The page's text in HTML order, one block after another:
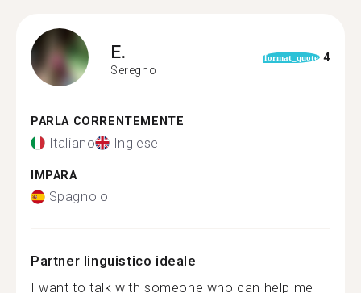
E.
Seregno
format_quote 4
PARLA CORRENTEMENTE
Italiano Inglese
IMPARA
Spagnolo
Partner linguistico ideale
I want to talk with someone who can help me